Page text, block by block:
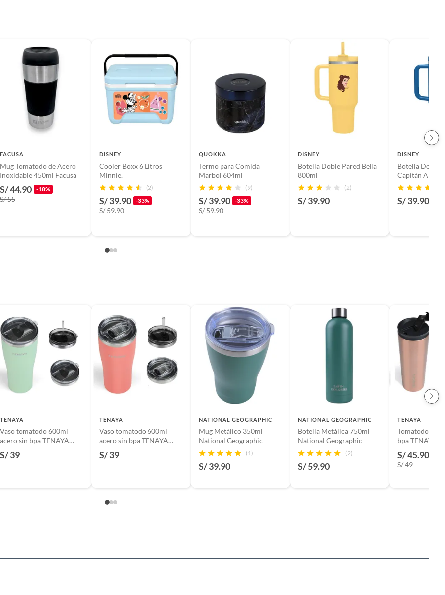
de 425 ml, ideal para mantener tu bebida a la
imagen de Minnie Mouse lo hacen único. Recuerda
otras con restricciones y algunas que no se
tienen:
productos para asfalto, hormigón, albañilería.
productos para asfalto.
tecnología, línea blanca, colchones, muebles, bicicletas y
alimenticios, vitaminas.
FACUSA
Mug Tomatodo de Acero
Inoxidable 450ml Facusa
S/ 44.90 -18%
S/ 55
DISNEY
Cooler Boxx 6 Litros
Minnie.
(2)
S/ 39.90 -33%
S/ 59.90
QUOKKA
Termo para Comida
Marbol 604ml
(9)
S/ 39.90 -33%
S/ 59.90
DISNEY
Botella Doble Pared Bella
800ml
(2)
S/ 39.90
DISNEY
Botella Doble
Capitán
S/ 39.90
TENAYA
Vaso tomatodo 600ml
acero sin bpa TENAYA
GLACIER600 - Verde claro
S/ 39
TENAYA
Vaso tomatodo 600ml
acero sin bpa TENAYA
GLACIER600 - Terracota
S/ 39
NATIONAL GEOGRAPHIC
Mug Metálico 350ml
National Geographic
(1)
S/ 39.90
NATIONAL GEOGRAPHIC
Botella Metálica 750ml
National Geographic
(2)
S/ 59.90
TENAYA
Tomatodo acero cañita
bpa TENAYA
SONOMA720
S/ 45.90
S/ 49